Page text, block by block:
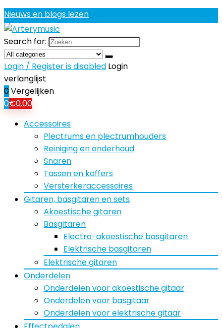
Nieuws en blogs lezen
Search for:
Login / Register is disabled Login
verlanglijst
0Vergelijken
0€0.00
Accessoires
Plectrums en plectrumhouders
Reiniging en onderhoud
Snaren
Tassen en koffers
Versterkeraccessoires
Gitaren, basgitaren en sets
Akoestische gitaren
Basgitaren
Electro-akoestische basgitaren
Elektrische basgitaren
Elektrische gitaren
Onderdelen
Onderdelen voor akoestische gitaar
Onderdelen voor basgitaar
Onderdelen voor elektrische gitaar